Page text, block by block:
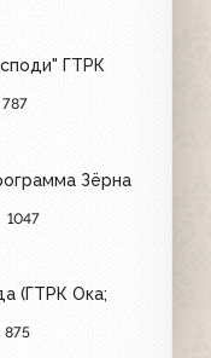
ГТРК
787
Зёрна
1047
(ГТРК Ока;
875